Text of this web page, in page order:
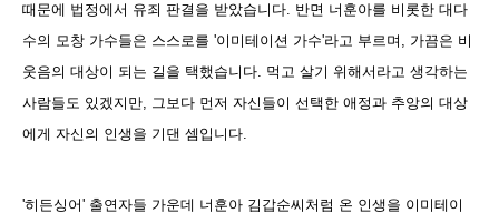
때문에 법정에서 유죄 판결을 받았습니다. 반면 너훈아를 비롯한 대다
수의 모창 가수들은 스스로를 '이미테이션 가수'라고 부르며, 가끔은 비
웃음의 대상이 되는 길을 택했습니다. 먹고 살기 위해서라고 생각하는
사람들도 있겠지만, 그보다 먼저 자신들이 선택한 애정과 추앙의 대상
에게 자신의 인생을 기댄 셈입니다.
'히든싱어' 출연자들 가운데 너훈아 김갑순씨처럼 온 인생을 이미테이